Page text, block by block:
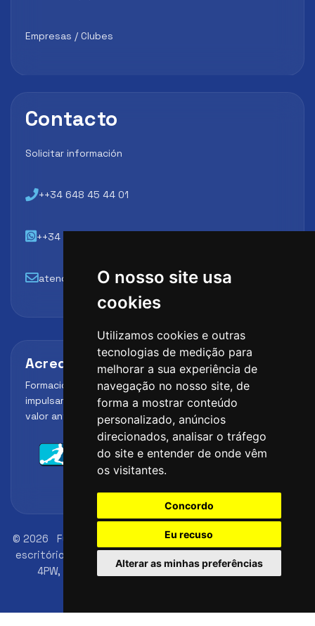
O nosso site usa
cookies
Utilizamos cookies e outras
tecnologias de medição para
melhorar a sua experiência de
navegação no nosso site, de
forma a mostrar conteúdo
personalizado, anúncios
direcionados, analisar o tráfego
do site e entender de onde vêm
os visitantes.
Concordo
Eu recuso
Alterar as minhas preferências
Empresas / Clubes
Contacto
Solicitar información
++34 648 45 44 01
++34 648 45 44 01
atencion@futbollab.com
Acreditaciones y alianzas
Formación, metodología y reconocimiento para
impulsar el perfil profesional del alumno y reforzar su
valor ante clubes, academias y entidades deportivas.
© 2026 FutbolLab Spain Soccer Academy
escritório de registro: 145 - 147 St John St, London, EC1V
4PW, UK
Número de identificação: 09033026